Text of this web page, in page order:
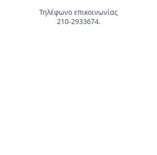
Τηλέφωνο επικοινωνίας
210-2933674.